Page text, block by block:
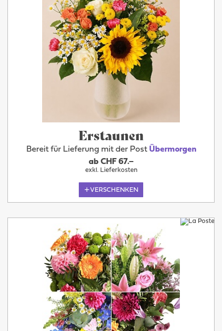
Erstaunen
Bereit für Lieferung mit der Post Übermorgen
ab CHF 67.–
exkl. Lieferkosten
VERSCHENKEN